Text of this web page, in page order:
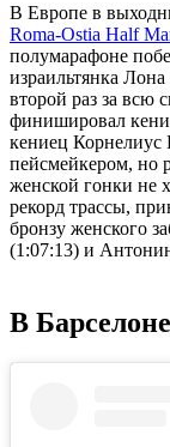
В Европе в
Roma-Ostia Half
полумарафоне
израильтянка
второй раз за всю
финишировал
кениец Корнелиус
пейсмейкером, но
женской гонки не
рекорд трассы,
бронзу женского
(1:07:13) и
В